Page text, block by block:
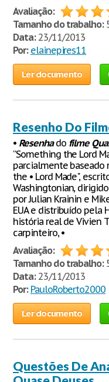
Avaliação:
Tamanho do trabalho:
Data:23/11/2013
Por: elainepires11
Ler documento
Resenho Do
• Resenhado filme
“Something the Lord
parcialmente
the • Lord Made",
Washingtonian,
por Julian Krainin e
EUA e distribuído pela
história real de Vivien
carpinteiro, •
Avaliação:
Tamanho do trabalho:
Data:23/11/2013
Por: PauloRoberto2000
Ler documento
Questões De